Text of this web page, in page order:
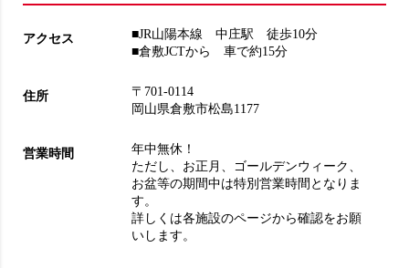
アクセス
■JR山陽本線 中庄駅 徒歩10分
■倉敷JCTから 車で約15分
住所
〒701-0114
岡山県倉敷市松島1177
営業時間
年中無休！
ただし、お正月、ゴールデンウィーク、
お盆等の期間中は特別営業時間となりま
す。
詳しくは各施設のページから確認をお願
いします。